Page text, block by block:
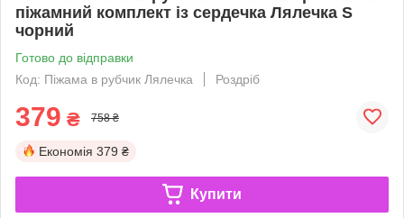
піжамний комплект із сердечка Лялечка S
чорний
Готово до відправки
Код: Піжама в рубчик Лялечка
Роздріб
379 ₴ 758 ₴
Економія 379 ₴
Купити